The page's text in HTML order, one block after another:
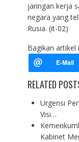
jaringan kerja
negara yang
Rusia. (it-02)
Bagikan artikel
RELATED
Urgensi
Visi…
Kabinet